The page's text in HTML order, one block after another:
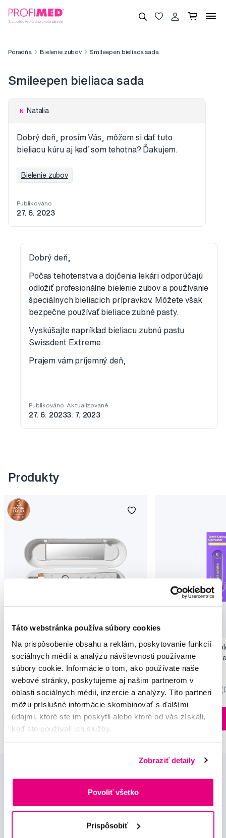
Táto webstránka používa súbory cookies
Na prispôsobenie obsahu a reklám, poskytovanie funkcií
sociálnych médií a analýzu návštevnosti používame
súbory cookie. Informácie o tom, ako používate naše
webové stránky, poskytujeme aj našim partnerom v
oblasti sociálnych médií, inzercie a analýzy. Títo partneri
môžu príslušné informácie skombinovať s ďalšími
údajmi, ktoré ste im poskytli alebo ktoré od vás získali,
keď ste používali ich služby.
Zobraziť detaily
Povoliť všetko
Prispôsobiť
Poradňa Bielenie zubov Smileepen bieliaca sada
Smileepen bieliaca sada
N Natalia
Dobrý deň, prosím Vás, môžem si dať tuto
bieliacu kúru aj keď som tehotna? Ďakujem.
Bielenie zubov
Publikováno
27. 6. 2023
Dobrý deň,
Počas tehotenstva a dojčenia lekári odporúčajú
odložiť profesionálne bielenie zubov a používanie
špeciálnych bieliacich prípravkov. Môžete však
bezpečne používať bieliace zubné pasty.
Vyskúšajte napríklad bieliacu zubnú pastu
Swissdent Extreme.
Prajem vám príjemný deň,
Publikováno
27. 6. 2023
Aktualizované
3. 7. 2023
Produkty
Akcia
SMILLE Sonic Brush - Prémiová sonická
kefka s kónickými vláknami SANGI, biela
149,99 €
5,0/5 (27x)
Do košíku
Na sklade > 5 ks
Pop Instant Teeth
pre okamžitý bieliaci
10,90 €
0,0/5
Do košíku